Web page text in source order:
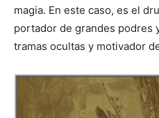
magia. En este caso, es el
portador de grandes podres
tramas ocultas y motivador